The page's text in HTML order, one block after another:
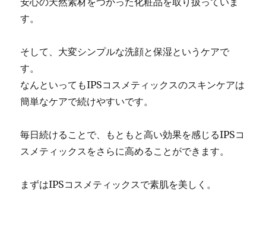
す。
そして、大変シンプルな洗顔と保湿というケアで
す。
なんといってもIPSコスメティックスのスキンケアは
簡単なケアで続けやすいです。
毎日続けることで、もともと高い効果を感じるIPSコ
スメティックスをさらに高めることができます。
まずはIPSコスメティックスで素肌を美しく。